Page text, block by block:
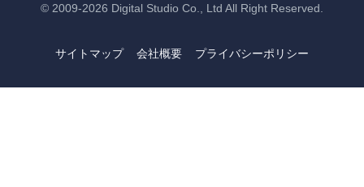
© 2009-2026 Digital Studio Co., Ltd All Right Reserved.
サイトマップ 会社概要 プライバシーポリシー